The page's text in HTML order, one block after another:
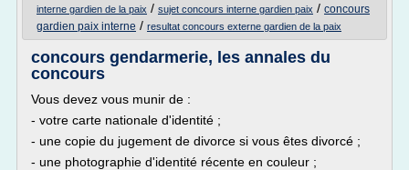
interne gardien de la paix / sujet concours interne gardien paix / concours
gardien paix interne / resultat concours externe gardien de la paix
concours gendarmerie, les annales du
concours
Vous devez vous munir de :
- votre carte nationale d'identité ;
- une copie du jugement de divorce si vous êtes divorcé ;
- une photographie d'identité récente en couleur ;